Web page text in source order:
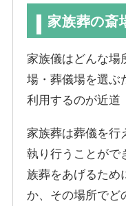
家族葬の斎
家族儀はどんな場
場・葬儀場を選ぶ
利用するのが近道
家族葬は葬儀を行
執り行うことがで
族葬をあげるため
か、その場所でど